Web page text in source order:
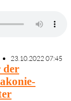
23.10.2022 07:45
der